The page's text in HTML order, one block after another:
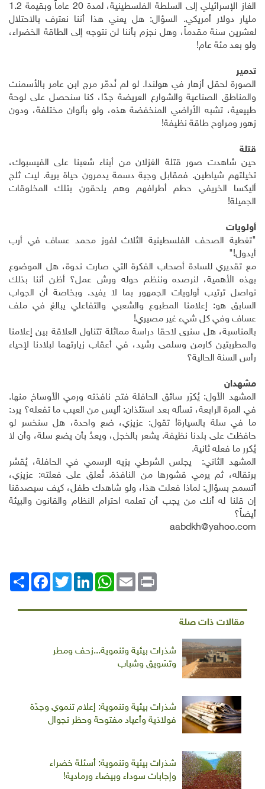
الغاز الإسرائيلي إلى السلطة الفلسطينية، لمدة 20 عاماً وبقيمة 1.2
مليار دولار أمريكي. السؤال: هل يعني هذا أننا نعترف بالاحتلال
لعشرين سنة مقدماً، وهل نجزم بأننا لن نتوجه إلى الطاقة الخضراء،
ولو بعد مئة عام!
تدمير
الصورة لحقل أزهار في هولندا. لو لم نُدمّر مرج ابن عامر بالأسمنت
والمناطق الصناعية والشوارع العريضة جدًا، كنا سنحصل على لوحة
طبيعية، تشبه الأراضي المنخفضة هذه، ولو بألوان مختلفة، ودون
زهور ومراوح طاقة نظيفة!
قتلة
حين شاهدت صور قتلة الغزلان من أبناء شعبنا على الفيسبوك،
تخيلتهم شياطين. فمقابل وجبة دسمة يدمرون حياة برية. ليت ثلج
أليكسا الخريفي حطم أطرافهم وهم يلحقون بتلك المخلوقات
الجميلة!
أولويات
"تغطية الصحف الفلسطينية الثلاث لفوز محمد عساف في أرب
أيدول!"
مع تقديري للسادة أصحاب الفكرة التي صارت ندوة، هل الموضوع
بهذه الأهمية، لنرصده وننظم حوله ورش عمل؟ أظن أننا بذلك
نواصل ترتيب أولويات الجمهور بما لا يفيد. وبخاصة أن الجواب
السابق هو: إعلامنا المطبوع والشعبي والتفاعلي يبالغ في ملف
عساف وفي كل شيء غير مصيري!
بالمناسبة، هل سنرى لاحقا دراسة مماثلة تتناول العلاقة بين إعلامنا
والمطربتين كارمن وسلمى رشيد، في أعقاب زيارتهما لبلادنا لإحياء
رأس السنة الحالية؟
مشهدان
المشهد الأول: يُكرّر سائق الحافلة فتح نافذته ورمي الأوساخ منها.
في المرة الرابعة، تسأله بعد استئذان: أليس من العيب ما تفعله؟ يرد:
ما في سلة بالسيارة! تقول: عزيزي، ضع واحدة، هل سنخسر لو
حافظت على بلدنا نظيفة. يشعر بالخجل، ويعدُ بأن يضع سلة، وأن لا
يُكرر ما فعله ثانية.
المشهد الثاني: يجلس الشرطي بزيه الرسمي في الحافلة، يُقشر
برتقاله، ثم يرمي قشورها من النافذة. تُعلق على فعلته: عزيزي،
أتسمح بسؤال: لماذا فعلت هذا، ولو شاهدك طفل، كيف سيصدقنا
إن قلنا له أنك من يجب أن تعلمه احترام النظام والقانون والبيئة
أيضاً؟
aabdkh@yahoo.com
انشر
FacebookTwitterLinkedIn
WhatsAppEmail Print
مقالات ذات صلة
شذرات بيئية وتنموية...زحف ومطر
وتسّويق وشباب
شذرات بيئية وتنموية: إعلام تنموي وجدّة
فولاذية وأعياد مفتوحة وحظر تجوال
شذرات بيئية وتنموية: أسئلة خضراء
وإجابات سوداء وبيضاء ورمادية!